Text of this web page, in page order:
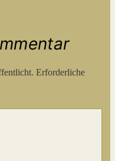
Erforderliche